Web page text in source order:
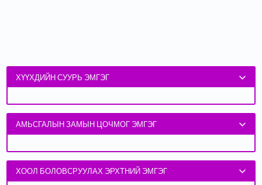
ХҮҮХДИЙН СУУРЬ ЭМГЭГ
АМЬСГАЛЫН ЗАМЫН ЦОЧМОГ ЭМГЭГ
ХООЛ БОЛОВСРУУЛАХ ЭРХТНИЙ ЭМГЭГ